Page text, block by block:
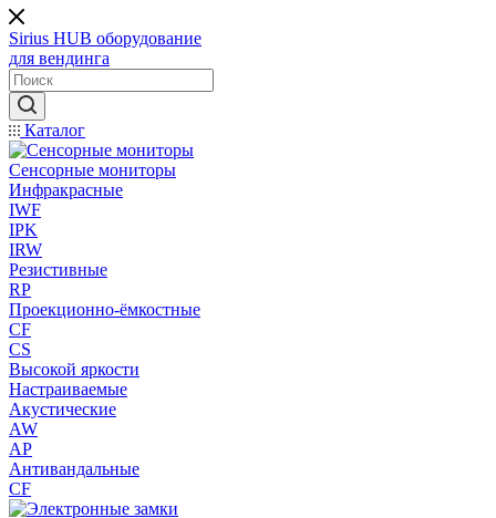
Sirius HUB оборудование
для вендинга
Каталог
Сенсорные мониторы
Инфракрасные
IWF
IPK
IRW
Резистивные
RP
Проекционно-ёмкостные
CF
CS
Высокой яркости
Настраиваемые
Акустические
AW
AP
Антивандальные
CF